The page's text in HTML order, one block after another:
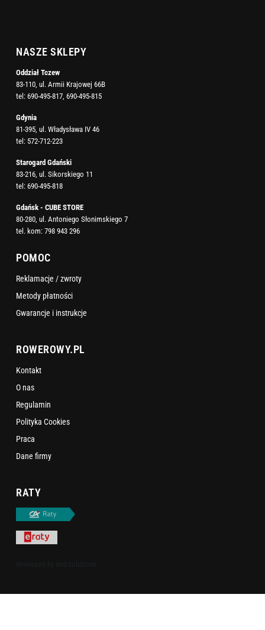
NASZE SKLEPY
Oddział Tczew
83-110, ul. Armii Krajowej 66B
tel: 690-495-817 690-495-815
Gdynia
81-395, ul. Władysława IV 46
tel: 572-712-223
Starogard Gdański
83-216, ul. Sikorskiego 11
tel: 690-495-818
Gdańsk - CUBE STORE
80-280, ul. Antoniego Słonimskiego 7
tel. kom: 798 943 296
POMOC
Reklamacje / zwroty
Metody płatności
Gwarancje i instrukcje
ROWEROWY.PL
Kontakt
O nas
Regulamin
Polityka Cookies
Praca
Dane firmy
RATY